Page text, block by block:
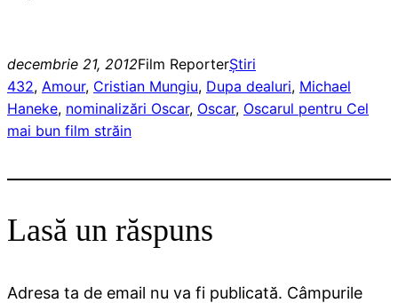
decembrie 21, 2012Film ReporterŞtiri
432, Amour, Cristian Mungiu, Dupa dealuri, Michael
Haneke, nominalizări Oscar, Oscar, Oscarul pentru Cel
mai bun film străin
Lasă un răspuns
Adresa ta de email nu va fi publicată. Câmpurile